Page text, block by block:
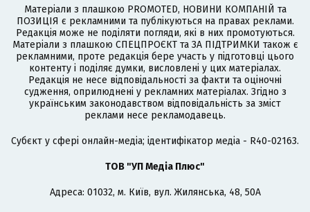
Матеріали з плашкою PROMOTED, НОВИНИ КОМПАНІЙ та
ПОЗИЦІЯ є рекламними та публікуються на правах реклами.
Редакція може не поділяти погляди, які в них промотуються.
Матеріали з плашкою СПЕЦПРОЄКТ та ЗА ПІДТРИМКИ також є
рекламними, проте редакція бере участь у підготовці цього
контенту і поділяє думки, висловлені у цих матеріалах.
Редакція не несе відповідальності за факти та оціночні
судження, оприлюднені у рекламних матеріалах. Згідно з
українським законодавством відповідальність за зміст
реклами несе рекламодавець.
Cубєкт у сфері онлайн-медіа; ідентифікатор медіа - R40-02163.
ТОВ "УП Медіа Плюс"
Адреса: 01032, м. Київ, вул. Жилянська, 48, 50А